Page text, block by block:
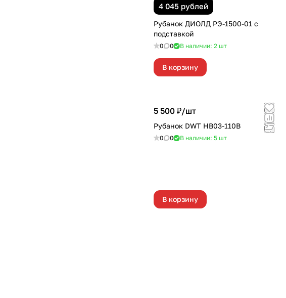
4 045 рублей
Рубанок ДИОЛД РЭ-1500-01 с
подставкой
0 0 В наличии: 2 шт
В корзину
5 500 ₽/шт
Рубанок DWT HB03-110B
0 0 В наличии: 5 шт
В корзину